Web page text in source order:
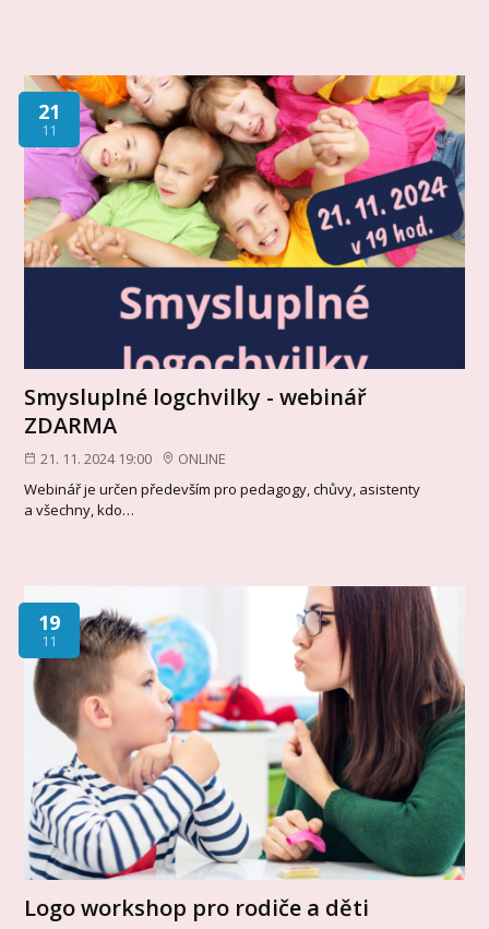
21
11
Smysluplné logchvilky - webinář
ZDARMA
21. 11. 2024 19:00
ONLINE
Webinář je určen především pro pedagogy, chůvy, asistenty
a všechny, kdo…
19
11
Logo workshop pro rodiče a děti